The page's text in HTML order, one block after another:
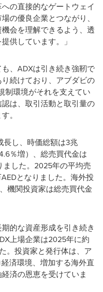
の直接的なゲートウェイ
の優良企業とつながり、
会を理解できるよう、透
供しています。」
、ADXは引き続き強靭で
続けており、アブダビの
制環境がそれを支えてい
は、取引活動と取引量の
。
長し、時価総額は3兆
％増）、総売買代金は
ました。2025年の平均売
となりました。海外投
機関投資家は総売買代金
的な資産形成を引き続き
上場企業は2025年に約
。投資家と発行体は、ア
済環境、増加する海外直
済の恩恵を受けていま